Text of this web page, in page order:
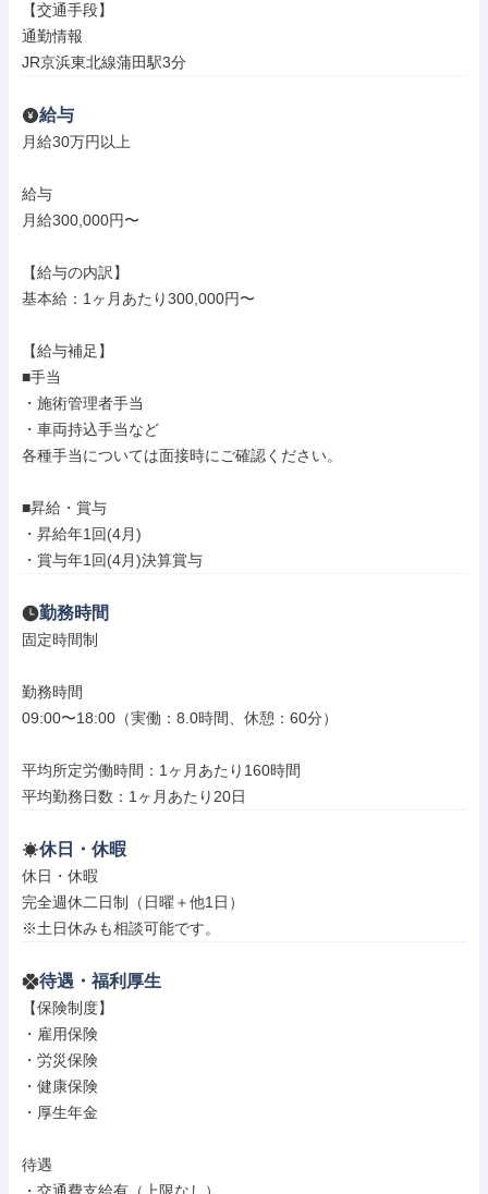
【交通手段】
通勤情報
JR京浜東北線蒲田駅3分
給与
月給30万円以上
給与
月給300,000円〜
【給与の内訳】
基本給：1ヶ月あたり300,000円〜
【給与補足】
■手当
・施術管理者手当
・車両持込手当など
各種手当については面接時にご確認ください。
■昇給・賞与
・昇給年1回(4月)
・賞与年1回(4月)決算賞与
勤務時間
固定時間制
勤務時間
09:00〜18:00（実働：8.0時間、休憩：60分）
平均所定労働時間：1ヶ月あたり160時間
平均勤務日数：1ヶ月あたり20日
休日・休暇
休日・休暇
完全週休二日制（日曜＋他1日）
※土日休みも相談可能です。
待遇・福利厚生
【保険制度】
・雇用保険
・労災保険
・健康保険
・厚生年金
待遇